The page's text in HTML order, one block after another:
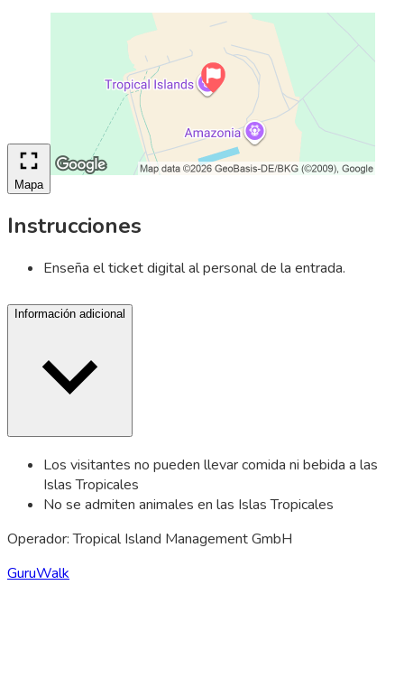
Mapa
Instrucciones
Enseña el ticket digital al personal de la entrada.
Información adicional
Los visitantes no pueden llevar comida ni bebida a las
Islas Tropicales
No se admiten animales en las Islas Tropicales
Operador: Tropical Island Management GmbH
GuruWalk